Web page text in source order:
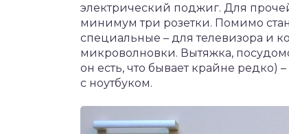
электрический поджиг. Для
минимум три розетки. Помимо
специальные – для телевизора и
микроволновки. Вытяжка,
он есть, что бывает крайне редко)
с ноутбуком.